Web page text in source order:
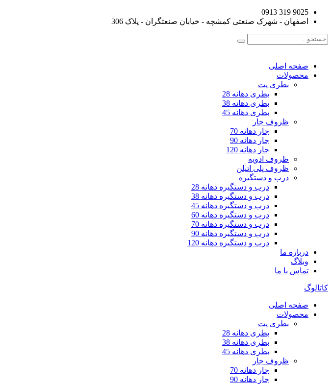
9025 319 0913
اصفهان - شهرک صنعتی کمشچه - خیابان صنعتگران - پلاک 306
صفحه اصلی
محصولات
بطری پت
بطری دهانه 28
بطری دهانه 38
بطری دهانه 45
ظروف جار
جار دهانه 70
جار دهانه 90
جار دهانه 120
ظروف ادویه
ظروف پلی اتیلن
درب و دستگیره
درب و دستگیره دهانه 28
درب و دستگیره دهانه 38
درب و دستگیره دهانه 45
درب و دستگیره دهانه 60
درب و دستگیره دهانه 70
درب و دستگیره دهانه 90
درب و دستگیره دهانه 120
درباره ما
وبلاگ
تماس با ما
کاتالوگ
صفحه اصلی
محصولات
بطری پت
بطری دهانه 28
بطری دهانه 38
بطری دهانه 45
ظروف جار
جار دهانه 70
جار دهانه 90